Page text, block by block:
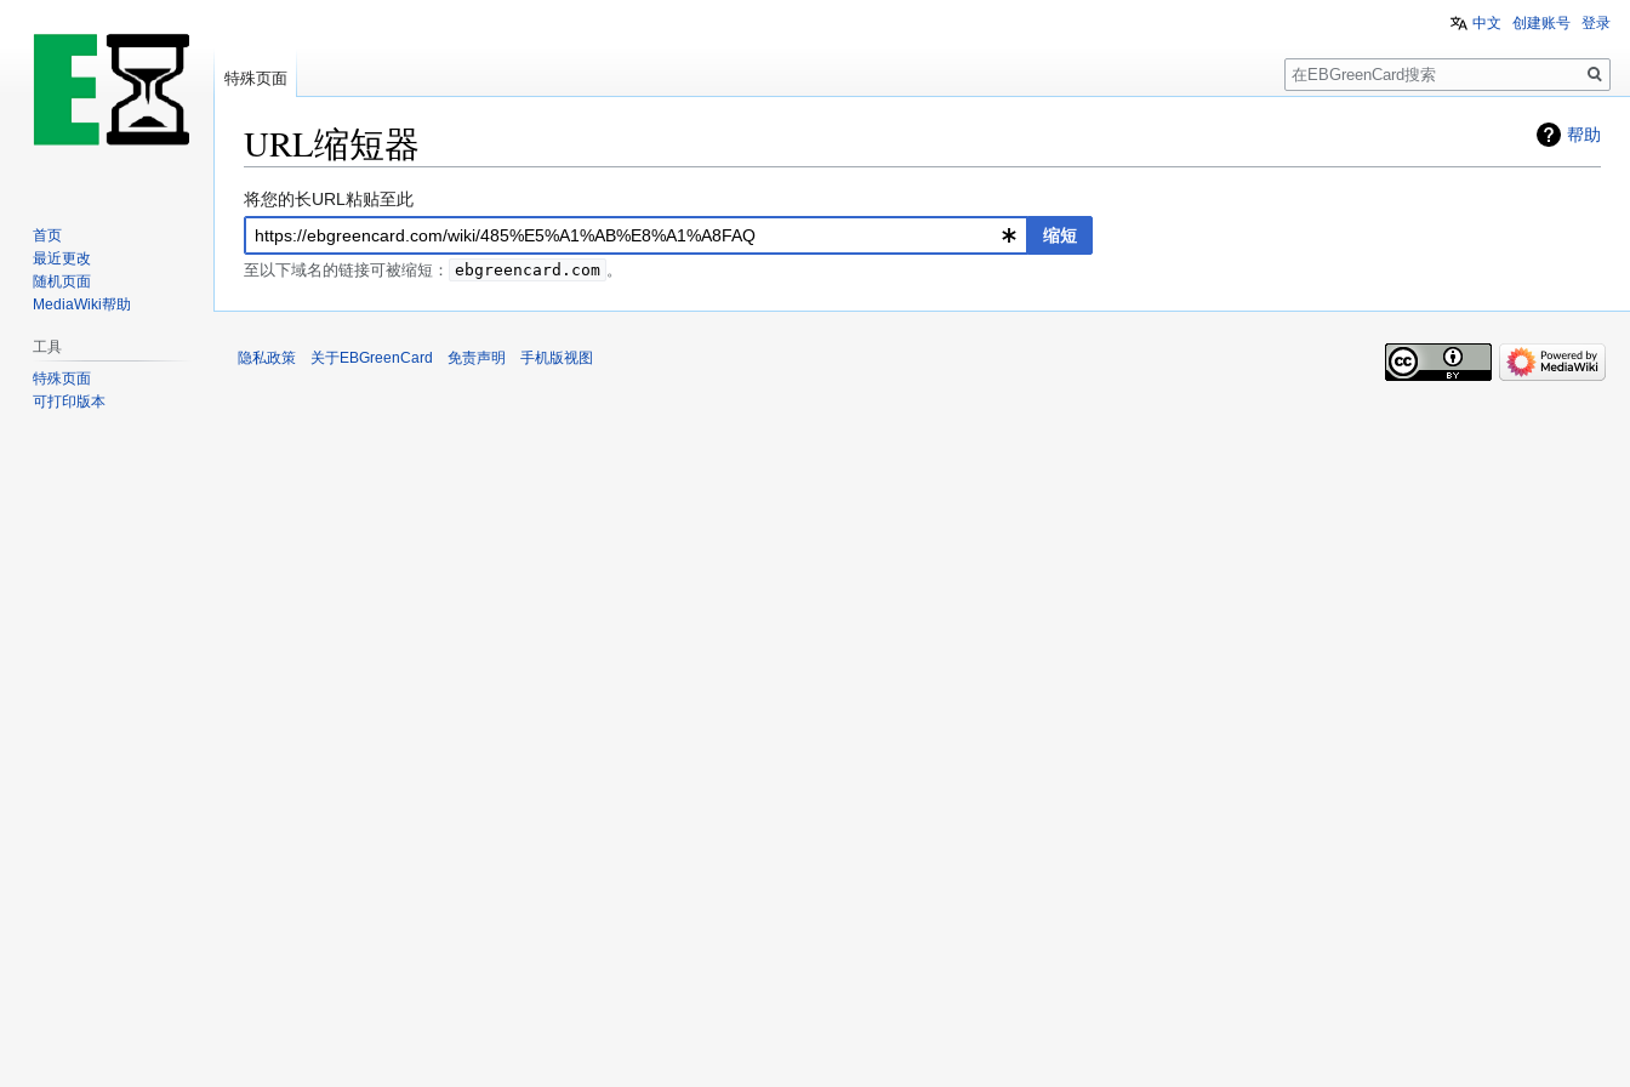
帮助
URL缩短器
跳
到
导
航
跳
到
搜
索
将您的长URL粘贴至此
缩短
至以下域名的链接可被缩短： ebgreencard.com 。
中文 创建账号 登录
特殊页面
搜
索
首页
最近更改
随机页面
MediaWiki帮助
工具
特殊页面
可打印版本
隐私政策 关于EBGreenCard 免责声明 手机版视图